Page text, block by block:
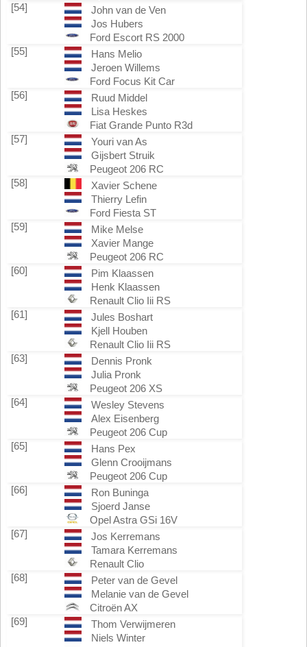
[54]
John van de Ven
Jos Hubers
Ford Escort RS 2000
[55]
Hans Melio
Jeroen Willems
Ford Focus Kit Car
[56]
Ruud Middel
Lisa Heskes
Fiat Grande Punto R3d
[57]
Youri van As
Gijsbert Struik
Peugeot 206 RC
[58]
Xavier Schene
Thierry Lefin
Ford Fiesta ST
[59]
Mike Melse
Xavier Mange
Peugeot 206 RC
[60]
Pim Klaassen
Henk Klaassen
Renault Clio Iii RS
[61]
Jules Boshart
Kjell Houben
Renault Clio Iii RS
[63]
Dennis Pronk
Julia Pronk
Peugeot 206 XS
[64]
Wesley Stevens
Alex Eisenberg
Peugeot 206 Cup
[65]
Hans Pex
Glenn Crooijmans
Peugeot 206 Cup
[66]
Ron Buninga
Sjoerd Janse
Opel Astra GSi 16V
[67]
Jos Kerremans
Tamara Kerremans
Renault Clio
[68]
Peter van de Gevel
Melanie van de Gevel
Citroën AX
[69]
Thom Verwijmeren
Niels Winter